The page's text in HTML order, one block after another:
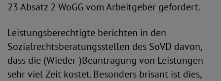
23 Absatz 2 WoGG vom Arbeitgeber gefordert.
Leistungsberechtigte berichten in den
Sozialrechtsberatungsstellen des SoVD davon,
dass die (Wieder-)Beantragung von Leistungen
sehr viel Zeit kostet. Besonders brisant ist dies,